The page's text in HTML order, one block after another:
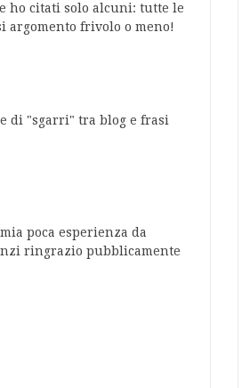
ho citati solo alcuni: tutte le
argomento frivolo o meno!
di "sgarri" tra blog e frasi
poca esperienza da
ringrazio pubblicamente